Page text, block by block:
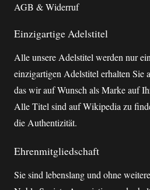
AGB & Widerruf
Einzigartige Adelstitel
Alle unsere Adelstitel werden nur
einzigartigen Adelstitel erhalten Sie
das wir auf Wunsch als Marke auf
Alle Titel sind auf Wikipedia zu
die Authentizität.
Ehrenmitgliedschaft
Sie sind lebenslang und ohne